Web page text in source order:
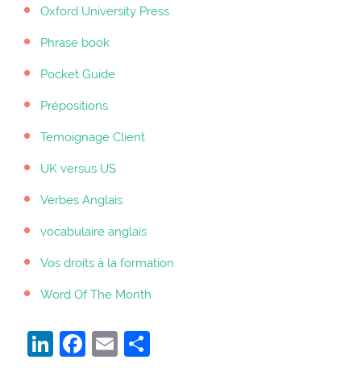
Oxford University Press
Phrase book
Pocket Guide
Prépositions
Temoignage Client
UK versus US
Verbes Anglais
vocabulaire anglais
Vos droits à la formation
Word Of The Month
LinkedIn
Facebook
Email